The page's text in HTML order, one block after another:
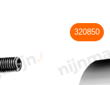
320850